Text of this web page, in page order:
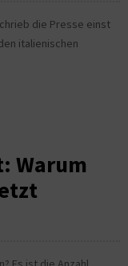
die Presse einst
italienischen
Warum